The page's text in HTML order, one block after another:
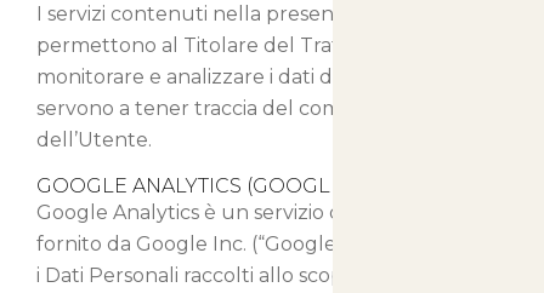
I servizi contenuti nella presente sezione
permettono al Titolare del Trattamento di
monitorare e analizzare i dati di traffico e
servono a tener traccia del comportamento
dell’Utente.
GOOGLE ANALYTICS (GOOGLE INC.)
Google Analytics è un servizio di analisi web
fornito da Google Inc. (“Google”). Google utilizza
i Dati Personali raccolti allo scopo di tracciare ed